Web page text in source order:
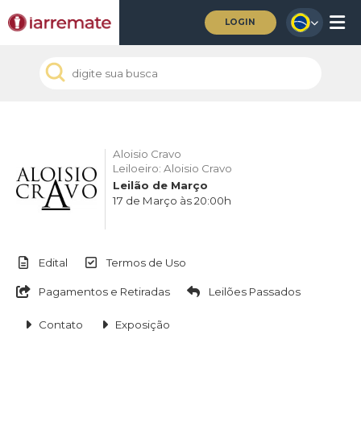
LOGIN
Aloisio Cravo
Leiloeiro: Aloisio Cravo
Leilão de Março
17 de Março às 20:00h
Edital Termos de Uso
Pagamentos e Retiradas Leilões Passados
Contato Exposição